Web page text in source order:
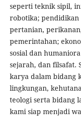
seperti teknik sipil,
robotika; pendidikan
pertanian,
pemerintahan;
sosial dan
sejarah, dan filsafat.
karya dalam bidang
lingkungan,
teologi serta bidang
kami siap menjadi